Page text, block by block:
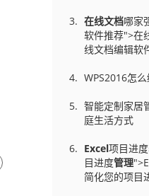
在线文档哪家
软件推荐">在
线文档编辑软
WPS2016怎
智能定制家居
庭生活方式
Excel项目进
目进度管理
简化您的项目